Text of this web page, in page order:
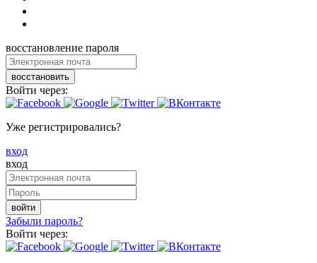
восстановление пароля
восстановить
Войти через:
Уже регистрировались?
вход
вход
войти
Забыли пароль?
Войти через: